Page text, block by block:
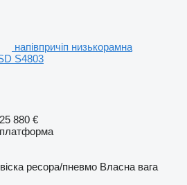
напівпричіп низькорамна
S4803
880 €
платформа
ресора/пневмо Власна вага